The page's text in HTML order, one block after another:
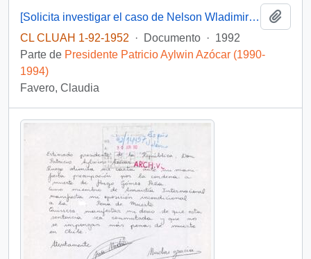
[Solicita investigar el caso de Nelson Wladimiro Curiñir]
CL CLUAH 1-92-1952
· Documento · 1992
Parte de Presidente Patricio Aylwin Azócar (1990-
1994)
Favero, Claudia